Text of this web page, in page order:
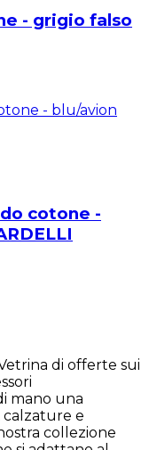
- grigio falso
cotone -
di offerte sui
mano una
calzature e
collezione